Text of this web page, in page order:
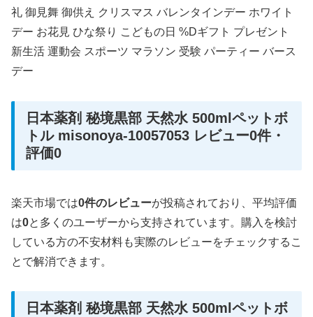
礼 御見舞 御供え クリスマス バレンタインデー ホワイト
デー お花見 ひな祭り こどもの日 %Dギフト プレゼント
新生活 運動会 スポーツ マラソン 受験 パーティー バース
デー
日本薬剤 秘境黒部 天然水 500mlペットボ
トル misonoya-10057053 レビュー0件・
評価0
楽天市場では0件のレビューが投稿されており、平均評価
は0と多くのユーザーから支持されています。購入を検討
している方の不安材料も実際のレビューをチェックするこ
とで解消できます。
日本薬剤 秘境黒部 天然水 500mlペットボ